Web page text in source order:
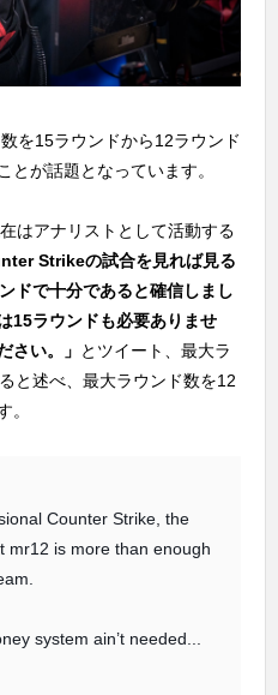
を15ラウンドから12ラウンド
とが話題となっています。
はアナリストとして活動する
Strikeの試合を見れば見る
ドで十分であると確信しまし
15ラウンドも必要ありませ
さい。」 とツイート、最大ラ
と述べ、最大ラウンド数を12
。
Counter Strike, the
mr12 is more than enough
system ain’t needed...